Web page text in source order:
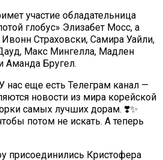
участие обладательница
глобус» Элизабет Мосс, а
Страховски, Самира Уайли,
Макс Мингелла, Мадлен
Аманда Бругел.
нас еще есть Телеграм канал —
новости из мира корейской
самых лучших дорам. ❣️✨
потом не искать. А теперь
присоединились Кристофера